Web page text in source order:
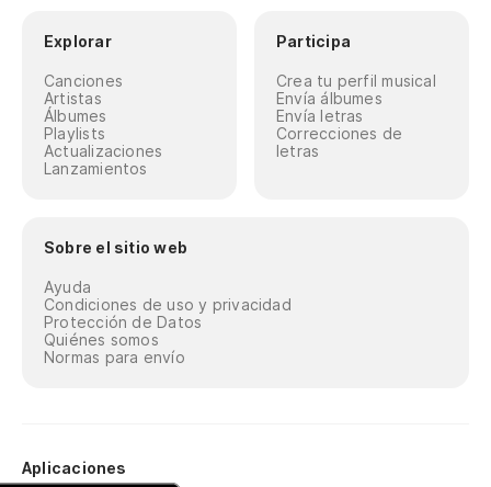
Explorar
Canciones
Artistas
Álbumes
Playlists
Actualizaciones
Lanzamientos
Participa
Crea tu perfil musical
Envía álbumes
Envía letras
Correcciones de
letras
Sobre el sitio web
Ayuda
Condiciones de uso y privacidad
Protección de Datos
Quiénes somos
Normas para envío
Aplicaciones